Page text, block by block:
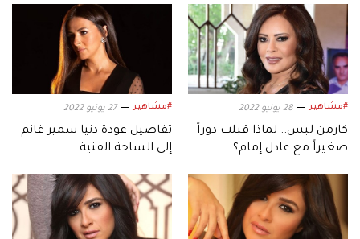
#مشاهير 28 يونيو 2022
كارمن لبس.. لماذا قبلت دوراً
صغيراً مع عادل إمام؟
#مشاهير 27 يونيو 2022
تفاصيل عودة دنيا سمير غانم
إلى الساحة الفنية